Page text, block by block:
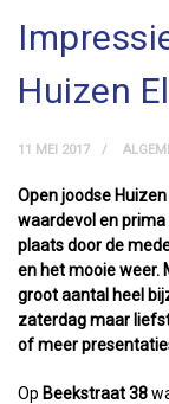
Huizen
11 MEI 2017
Open joodse
waardevol en
plaats door de
en het mooie weer.
groot aantal heel
zaterdag maar
of meer
Op Beekstraat 38